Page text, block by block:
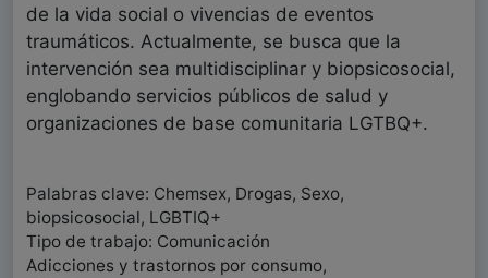
de la vida social o vivencias de eventos
traumáticos. Actualmente, se busca que la
intervención sea multidisciplinar y biopsicosocial,
englobando servicios públicos de salud y
organizaciones de base comunitaria LGTBQ+.
Palabras clave: Chemsex, Drogas, Sexo,
biopsicosocial, LGBTIQ+
Tipo de trabajo: Comunicación
Adicciones y trastornos por consumo,